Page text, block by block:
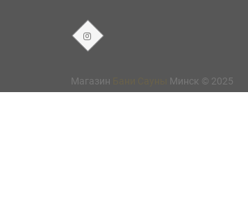
Магазин Минск © 2025